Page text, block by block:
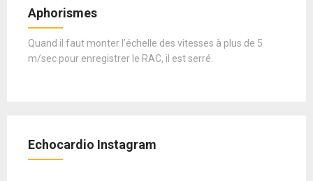
Aphorismes
Quand il faut monter l’échelle des vitesses à plus de 5
m/sec pour enregistrer le RAC, il est serré.
Echocardio Instagram